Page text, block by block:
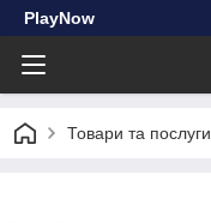
PlayNow
Товари та послуги